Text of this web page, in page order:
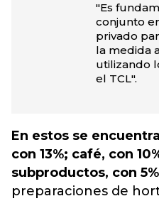
"Es
conjunto
privado
la medida
utilizando
el TCL".
En estos se
con 13%; café, con
subproductos, con 5%
preparaciones de